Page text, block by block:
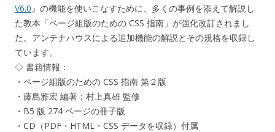
V6.0 』の機能を使いこなすために、多くの事例を添えて解説し
た教本「ページ組版のための CSS 指南」が強化改訂されまし
た。アンテナハウスによる追加機能の解説とその規格を収録し
ています。
◇ 書籍情報：
・ページ組版のための CSS 指南 第２版
・藤島雅宏 編著；村上真雄 監修
・B5 版 274 ページの冊子版
・CD（PDF・HTML・CSS データを収録）付属